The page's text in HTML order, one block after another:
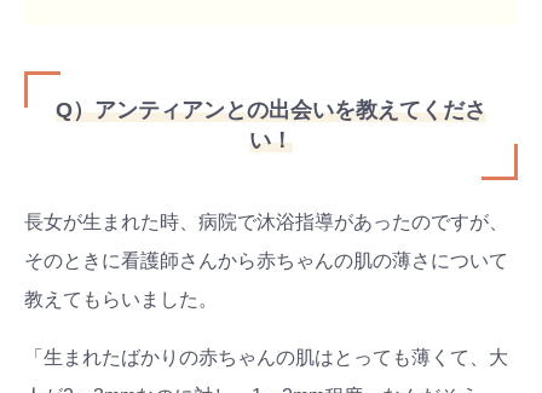
Q）アンティアンとの出会いを教えてくださ
い！
長女が生まれた時、病院で沐浴指導があったのですが、
そのときに看護師さんから赤ちゃんの肌の薄さについて
教えてもらいました。
「生まれたばかりの赤ちゃんの肌はとっても薄くて、大